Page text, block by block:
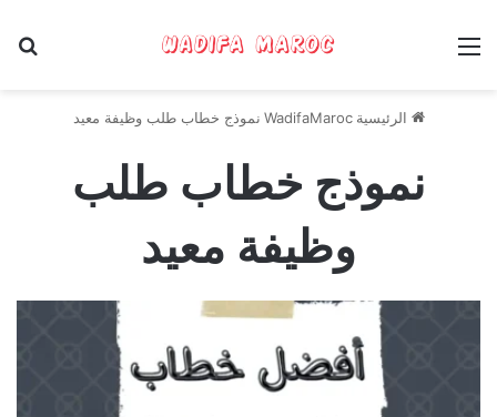
الرئيسية WadifaMaroc نموذج خطاب طلب وظيفة معيد
نموذج خطاب طلب
وظيفة معيد